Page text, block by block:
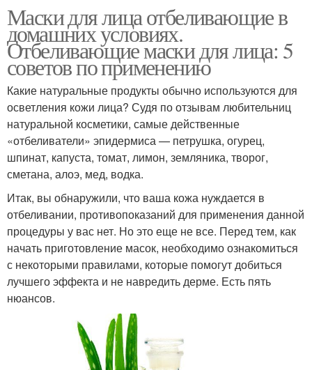
Маски для лица отбеливающие в
домашних условиях.
Отбеливающие маски для лица: 5
советов по применению
Какие натуральные продукты обычно используются для
осветления кожи лица? Судя по отзывам любительниц
натуральной косметики, самые действенные
«отбеливатели» эпидермиса — петрушка, огурец,
шпинат, капуста, томат, лимон, земляника, творог,
сметана, алоэ, мед, водка.
Итак, вы обнаружили, что ваша кожа нуждается в
отбеливании, противопоказаний для применения данной
процедуры у вас нет. Но это еще не все. Перед тем, как
начать приготовление масок, необходимо ознакомиться
с некоторыми правилами, которые помогут добиться
лучшего эффекта и не навредить дерме. Есть пять
нюансов.